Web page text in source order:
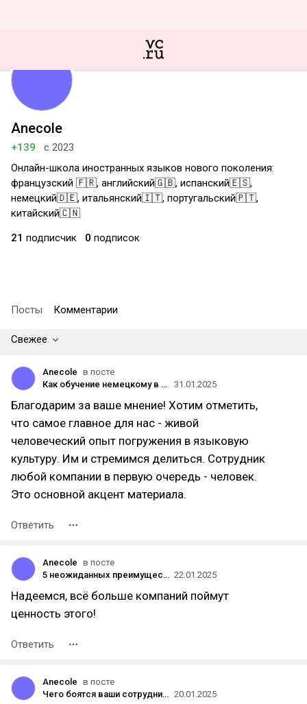
Anecole
+139
с 2023
Онлайн-школа иностранных языков нового поколения:
французский 🇫🇷, английский🇬🇧, испанский🇪🇸,
немецкий🇩🇪, итальянский🇮🇹, португальский🇵🇹,
китайский🇨🇳
21 подписчик 0 подписок
Посты Комментарии
Свежее
Anecole в посте
Как обучение немецкому в Anecole помогает сотрудникам группы компаний «Литрес»: история Евгении
31.01.2025
Благодарим за ваше мнение! Хотим отметить,
что самое главное для нас - живой
человеческий опыт погружения в языковую
культуру. Им и стремимся делиться. Сотрудник
любой компании в первую очередь - человек.
Это основной акцент материала.
Ответить
Anecole в посте
5 неожиданных преимуществ для бизнеса от обучения сотрудников иностранным языкам 22.01.2025
Надеемся, всё больше компаний поймут
ценность этого!
Ответить
Anecole в посте
Чего боятся ваши сотрудники в международных переговорах (и как это исправить) 20.01.2025